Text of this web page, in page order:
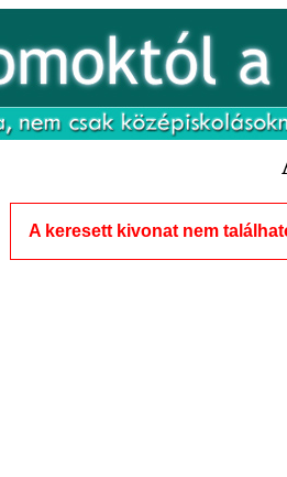
A keresett kivonat nem